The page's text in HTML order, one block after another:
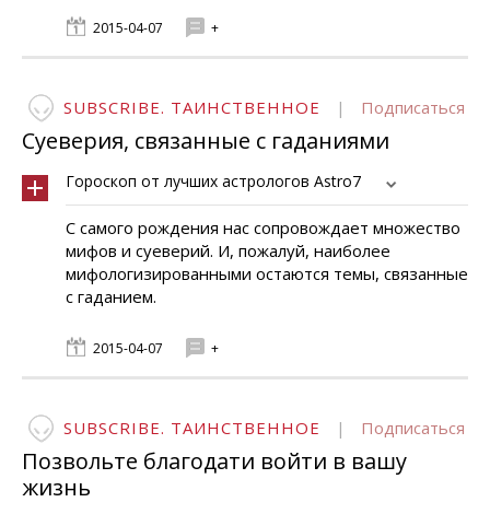
2015-04-07 +
SUBSCRIBE. ТАИНСТВЕННОЕ | Подписаться
Суеверия, связанные с гаданиями
Гороскоп от лучших астрологов Astro7
С самого рождения нас сопровождает множество
мифов и суеверий. И, пожалуй, наиболее
мифологизированными остаются темы, связанные
с гаданием.
2015-04-07 +
SUBSCRIBE. ТАИНСТВЕННОЕ | Подписаться
Позвольте благодати войти в вашу
жизнь